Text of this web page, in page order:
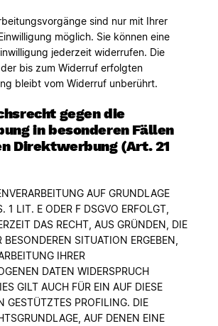
sind nur mit Ihrer
möglich. Sie können eine
jederzeit widerrufen. Die
bis zum Widerruf erfolgten
bleibt vom Widerruf unberührt.
gegen die
in besonderen Fällen
Direktwerbung (Art. 21
AUF GRUNDLAGE
1 LIT. E ODER F DSGVO ERFOLGT,
DAS RECHT, AUS GRÜNDEN, DIE
BESONDEREN SITUATION ERGEBEN,
IHRER
DATEN WIDERSPRUCH
GILT AUCH FÜR EIN AUF DIESE
GESTÜTZTES PROFILING. DIE
AUF DENEN EINE